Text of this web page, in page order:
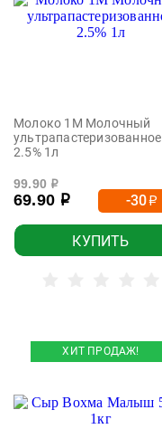
Молоко 1М Молочный
ультрапастеризованное
2.5% 1л
99.90 р
69.90 р -30р
КУПИТЬ
ХИТ ПРОДАЖ!